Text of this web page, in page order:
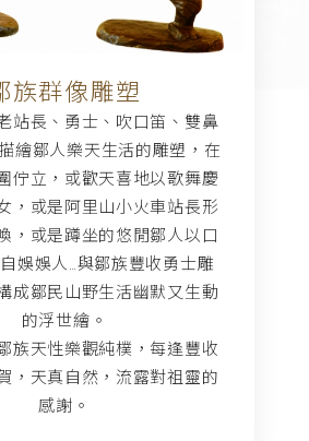
族群像雕塑
站長、勇士、吹口笛、雙鼻
繪鄒人樂天生活的雕塑，在
佇立，或歡天喜地以歌舞慶
，或是阿里山小火車站長形
，或是蹲坐的悠閒鄒人以口
娛娛人…與鄒族豐收勇士雕
成鄒民山野生活幽默又生動
的浮世繪。
族天性樂觀純樸，每逢豐收
，天真自然，流露對祖靈的
感謝。